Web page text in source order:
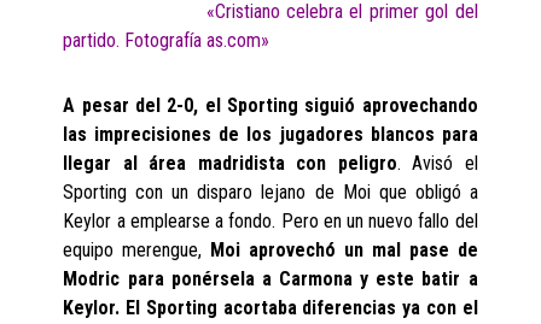
«Cristiano celebra el primer gol del
partido. Fotografía as.com»
A pesar del 2-0, el Sporting siguió aprovechando
las imprecisiones de los jugadores blancos para
llegar al área madridista con peligro. Avisó el
Sporting con un disparo lejano de Moi que obligó a
Keylor a emplearse a fondo. Pero en un nuevo fallo del
equipo merengue, Moi aprovechó un mal pase de
Modric para ponérsela a Carmona y este batir a
Keylor. El Sporting acortaba diferencias ya con el